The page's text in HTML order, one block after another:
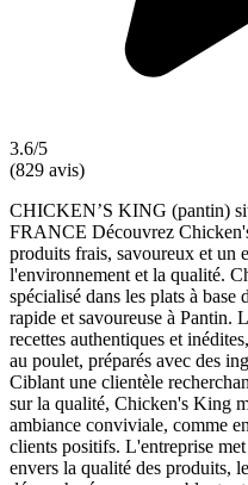
3.6/5
(829 avis)
CHICKEN’S KING (pantin)
FRANCE Découvrez
produits frais, savoureux et un
l'environnement et la qualité.
spécialisé dans les plats à
rapide et savoureuse à Pantin.
recettes authentiques et
au poulet, préparés avec des
Ciblant une clientèle
sur la qualité, Chicken's King
ambiance conviviale, comme
clients positifs. L'entreprise
envers la qualité des produits,